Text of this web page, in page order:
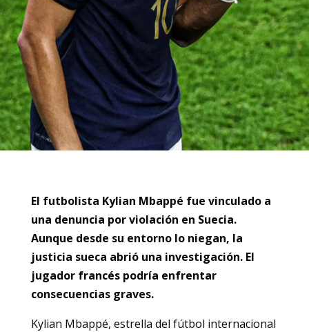
El futbolista Kylian Mbappé fue vinculado a
una denuncia por violación en Suecia.
Aunque desde su entorno lo niegan, la
justicia sueca abrió una investigación. El
jugador francés podría enfrentar
consecuencias graves.
Kylian Mbappé, estrella del fútbol internacional